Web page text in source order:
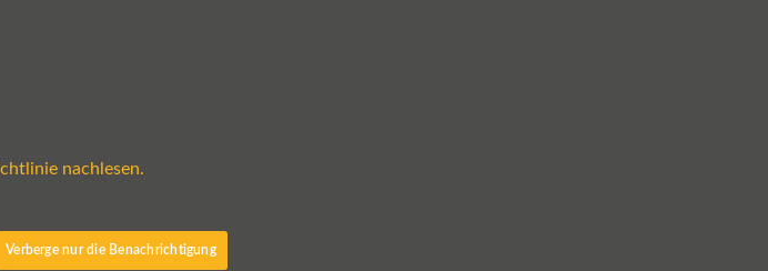
nachlesen.
Verberge nur die Benachrichtigung